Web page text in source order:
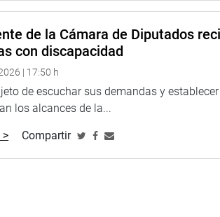
de la Cámara de Diputados
con discapacidad
| 17:50 h
de escuchar sus demandas y
los alcances de la...
> Compartir